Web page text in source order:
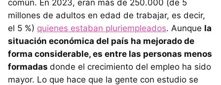
común. En 2023, eran más de 250.000 (de 5
millones de adultos en edad de trabajar, es decir,
el 5 %) quienes estaban pluriempleados. Aunque la
situación económica del país ha mejorado de
forma considerable, es entre las personas menos
formadas donde el crecimiento del empleo ha sido
mayor. Lo que hace que la gente con estudio se